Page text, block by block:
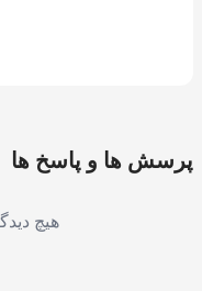
پرسش ها و پاسخ ها
هیچ